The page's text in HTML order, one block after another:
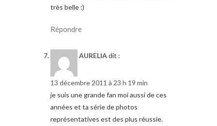
très belle :)
Répondre
AURELIAdit :
13 décembre 2011 à 23 h 19 min
je suis une grande fan moi aussi de ces
années et ta série de photos
représentatives est des plus réussie.